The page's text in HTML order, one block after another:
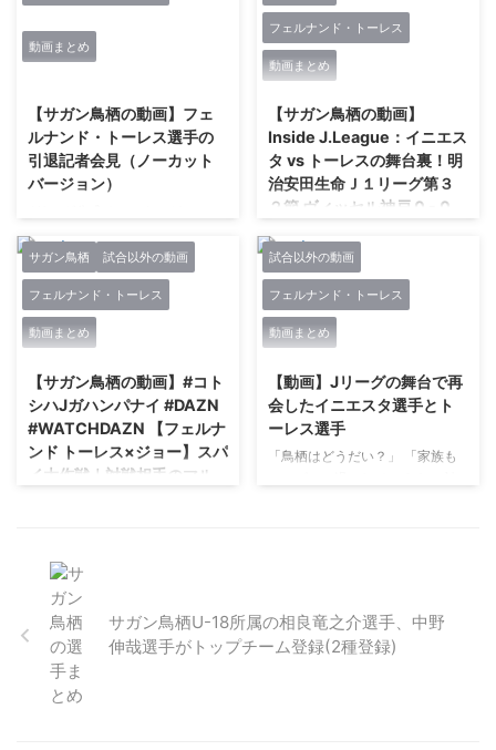
動画まとめ
【サガン鳥栖の動画】フェ
ルナンド・トーレス選手の
引退記者会見（ノーカット
バージョン）
2019/06/22に公開した動画で
す。 2019年6月23日、都内で行
われたフェルナンド・トーレス選
手の引退会見をノーカットでお届
けします。
https://youtu.be/32zvqaPcbOA
フェルナンド・トーレス
動画まとめ
【サガン鳥栖の動画】
Inside J.League：イニエス
タ vs トーレスの舞台裏！明
治安田生命Ｊ１リーグ第３
２節 ヴィッセル神戸 0 - 0
日
神戸のイニエスタ選手と鳥栖のト
ーレス選手の元スペイン代表選手
同士の対決 Jリーグ公式チャンネ
ルで2018/11/18 に公開された動
画です。 2018年11月10日にノエ
ビアスタジアム神戸で行われた明
治安田生命Ｊ１リーグ第３２節ヴ
ィッセル神戸対サガン鳥栖の試合
の舞台裏ムービー。 神戸のイニ
サガン鳥栖 試合以外の動画
フェルナンド・トーレス
動画まとめ
【サガン鳥栖の動画】#コト
シハJガハンパナイ #DAZN
#WATCHDAZN 【フェルナ
ンド トーレス×ジョー】スパ
イ大作戦｜対戦相手のマル
DAZN Japanが2019/02/21に公
開した動画です。 スパイ大作戦?️
～対戦相手の㊙情報を入手せよ！
～ サガン鳥栖 フェルナンド トー
レス 名古屋グランパス ジョー と
もにリスペクトするワールドクラ
スのストライカーが お互いに質
試合以外の動画
フェルナンド・トーレス
動画まとめ
【動画】Jリーグの舞台で再
会したイニエスタ選手とト
ーレス選手
「鳥栖はどうだい？」 「家族も
での新生活について、 そして未
来について語ります???
@andresiniesta8 @Torres
サガン鳥栖U-18所属の相良竜之介選手、中野
伸哉選手がトップチーム登録(2種登録)